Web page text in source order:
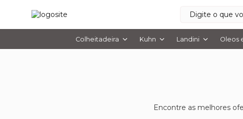
Colheitadeira Kuhn Landini Oleos
Encontre as melhores